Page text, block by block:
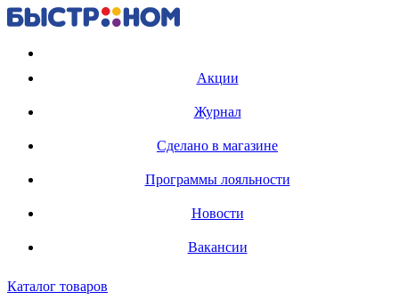
Акции
Журнал
Сделано в магазине
Программы лояльности
Новости
Вакансии
Каталог товаров